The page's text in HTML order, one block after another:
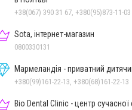
+38(067) 390 31 67, +380(95)873-11-03
Sota, інтернет-магазин
0800330131
Мармеландія - приватний
+380(99)161-22-13, +380(68)161-22-13
Bio Dental Clinic - центр сучасної